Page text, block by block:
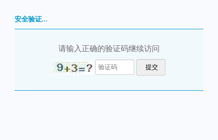
安全验证...
请输入正确的验证码继续访问